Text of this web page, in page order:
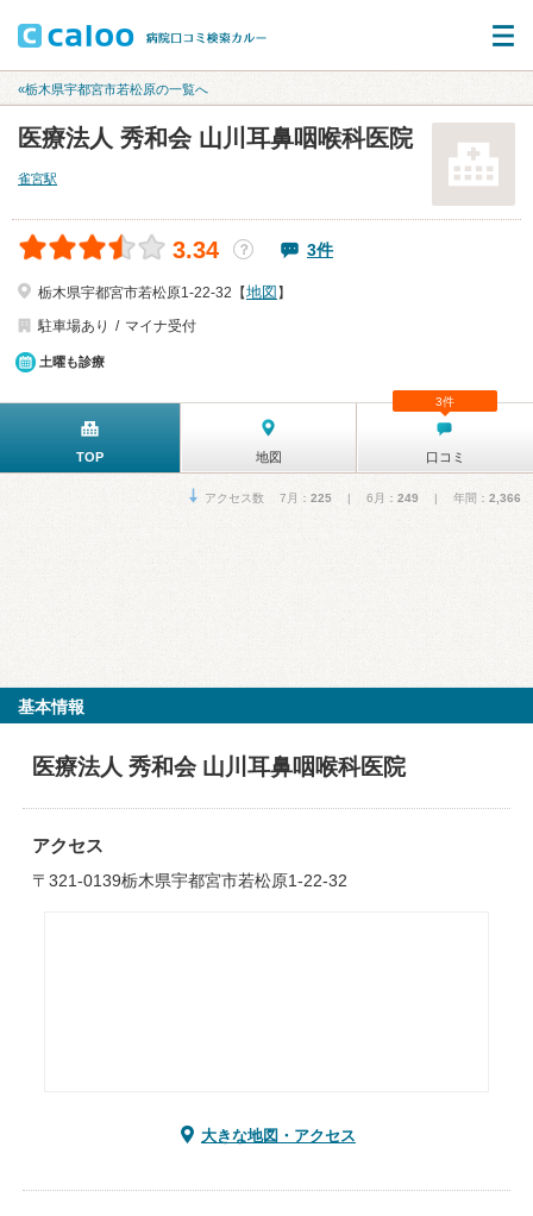
«栃木県宇都宮市若松原の一覧へ
医療法人 秀和会 山川耳鼻咽喉科医院
雀宮駅
3.34 ？ 3件
栃木県宇都宮市若松原1-22-32【地図 】
駐車場あり
マイナ受付
土曜も診療
TOP 地図 口コミ
3件
アクセス数 7月： 225 | 6月： 249 | 年間： 2,366
基本情報
医療法人 秀和会 山川耳鼻咽喉科医院
アクセス
〒321-0139栃木県宇都宮市若松原1-22-32
大きな地図・アクセス